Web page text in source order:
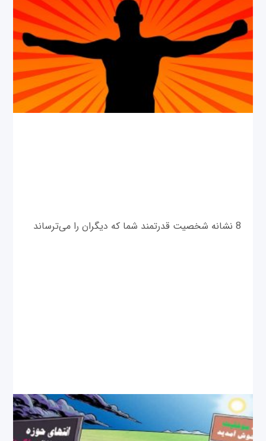
8 نشانه شخصيت قدرتمند شما كه ديگران را می‌ترساند